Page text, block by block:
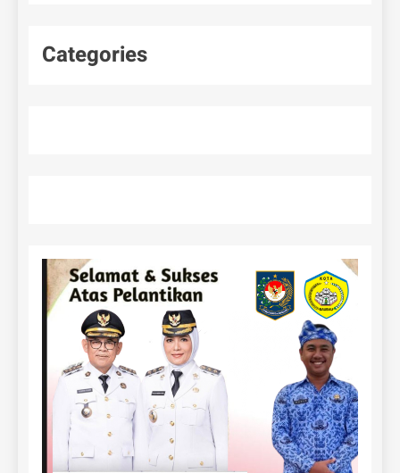
Categories